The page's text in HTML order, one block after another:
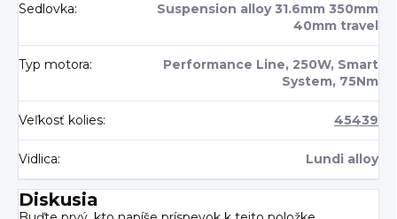
Sedlovka:
Suspension alloy 31.6mm 350mm
40mm travel
Typ motora:
Performance Line, 250W, Smart
System, 75Nm
Veľkosť kolies: 45439
Vidlica: Lundi alloy
Diskusia